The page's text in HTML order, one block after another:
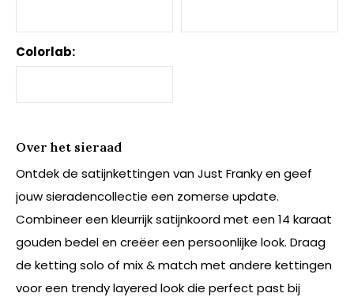
Colorlab:
Over het sieraad
Ontdek de satijnkettingen van Just Franky en geef
jouw sieradencollectie een zomerse update.
Combineer een kleurrijk satijnkoord met een 14 karaat
gouden bedel en creëer een persoonlijke look. Draag
de ketting solo of mix & match met andere kettingen
voor een trendy layered look die perfect past bij